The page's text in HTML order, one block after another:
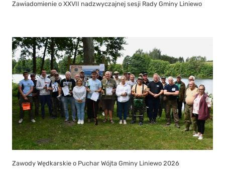
Zawiadomienie o XXVII nadzwyczajnej sesji Rady Gminy Liniewo
Zawody Wędkarskie o Puchar Wójta Gminy Liniewo 2026